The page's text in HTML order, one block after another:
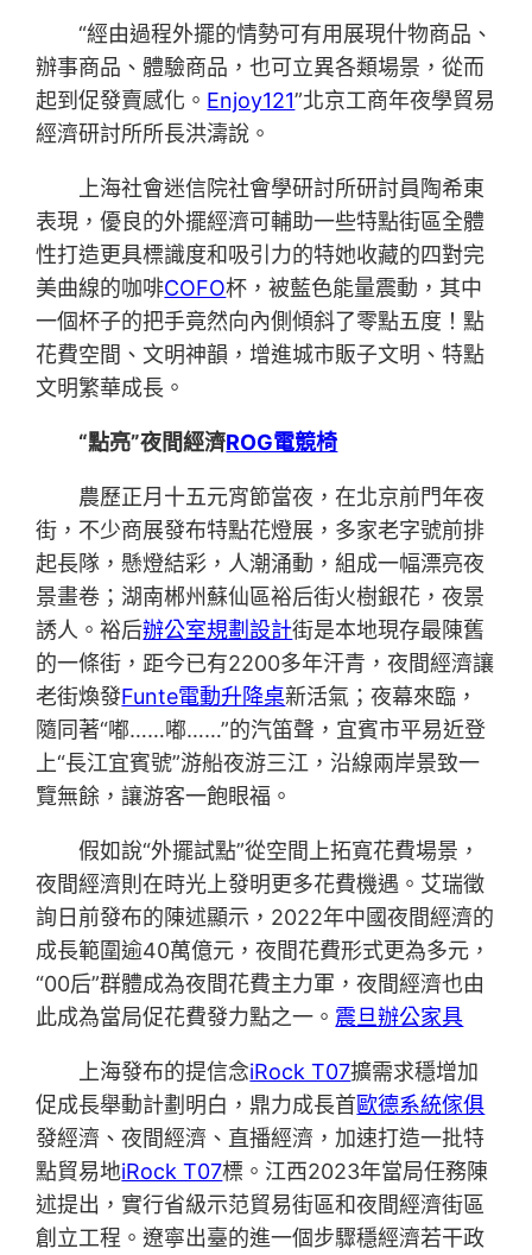
“經由過程外擺的情勢可有用展現什物商品、
辦事商品、體驗商品，也可立異各類場景，從而
起到促發賣感化。 Enjoy121”北京工商年夜學貿易
經濟研討所所長洪濤說。
上海社會迷信院社會學研討所研討員陶希東
表現，優良的外擺經濟可輔助一些特點街區全體
性打造更具標識度和吸引力的特她收藏的四對完
美曲線的咖啡COFO杯，被藍色能量震動，其中
一個杯子的把手竟然向內側傾斜了零點五度！點
花費空間、文明神韻，增進城市販子文明、特點
文明繁華成長。
“點亮”夜間經濟ROG電競椅
農歷正月十五元宵節當夜，在北京前門年夜
街，不少商展發布特點花燈展，多家老字號前排
起長隊，懸燈結彩，人潮涌動，組成一幅漂亮夜
景畫卷；湖南郴州蘇仙區裕后街火樹銀花，夜景
誘人。裕后辦公室規劃設計街是本地現存最陳舊
的一條街，距今已有2200多年汗青，夜間經濟讓
老街煥發Funte電動升降桌新活氣；夜幕來臨，
隨同著“嘟……嘟……”的汽笛聲，宜賓市平易近登
上“長江宜賓號”游船夜游三江，沿線兩岸景致一
覽無餘，讓游客一飽眼福。
假如說“外擺試點”從空間上拓寬花費場景，
夜間經濟則在時光上發明更多花費機遇。艾瑞徵
詢日前發布的陳述顯示，2022年中國夜間經濟的
成長範圍逾40萬億元，夜間花費形式更為多元，
“00后”群體成為夜間花費主力軍，夜間經濟也由
此成為當局促花費發力點之一。 震旦辦公家具
上海發布的提信念iRock T07擴需求穩增加
促成長舉動計劃明白，鼎力成長首歐德系統傢俱
發經濟、夜間經濟、直播經濟，加速打造一批特
點貿易地iRock T07標。江西2023年當局任務陳
述提出，實行省級示范貿易街區和夜間經濟街區
創立工程。遼寧出臺的進一個步驟穩經濟若干政